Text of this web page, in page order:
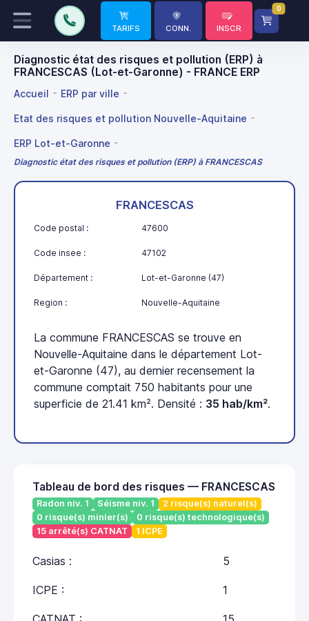
TARIFS CONN. INSCR
0
Diagnostic état des risques et pollution (ERP) à
FRANCESCAS (Lot-et-Garonne) - FRANCE ERP
Accueil ERP par ville
Etat des risques et pollution Nouvelle-Aquitaine
ERP Lot-et-Garonne
Diagnostic état des risques et pollution (ERP) à FRANCESCAS
FRANCESCAS
Code postal : 47600
Code insee : 47102
Département : Lot-et-Garonne (47)
Region : Nouvelle-Aquitaine
La commune FRANCESCAS se trouve en
Nouvelle-Aquitaine dans le département Lot-
et-Garonne (47), au dernier recensement la
commune comptait 750 habitants pour une
superficie de 21.41 km². Densité : 35 hab/km².
Tableau de bord des risques — FRANCESCAS
Radon niv. 1 Séisme niv. 1
2 risque(s) naturel(s)
0 risque(s) minier(s)
0 risque(s) technologique(s)
15 arrêté(s) CATNAT
1 ICPE
Casias : 5
ICPE : 1